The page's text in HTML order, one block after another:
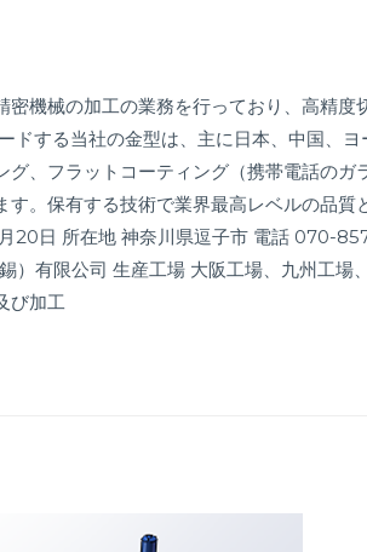
機械の加工の業務を行っており、高精
ドする当社の金型は、主に日本、中国、
、フラットコーティング（携帯電話の
。保有する技術で業界最高レベルの品
20日 所在地 神奈川県逗子市 電話 070-
）有限公司 生産工場 大阪工場、九州工
び加工